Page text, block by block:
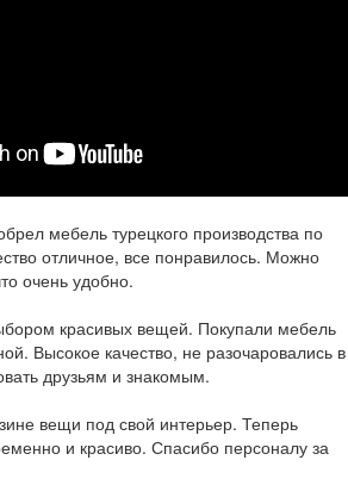
мебель турецкого производства по
отличное, все понравилось. Можно
очень удобно.
красивых вещей. Покупали мебель
Высокое качество, не разочаровались в
друзьям и знакомым.
вещи под свой интерьер. Теперь
и красиво. Спасибо персоналу за